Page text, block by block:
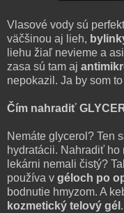
Vlasové vody sú
väčšinou aj lieh,
liehu žiaľ nevieme a
zasa sú tam aj
nepokazil. Ja by som
Čím nahradiť
Nemáte glycerol? Ten
hydratácii. Nahradiť ho
lekárni nemali čistý?
používa v géloch po
bodnutie hmyzom. A
kozmetický telový gél